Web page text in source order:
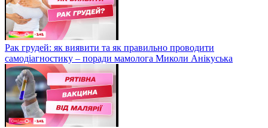
Рак грудей: як виявити та як правильно проводити
самодіагностику – поради мамолога Миколи Анікуська